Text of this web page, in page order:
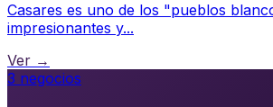
Casares es uno de los "pueblos
impresionantes y...
Ver →
3 negocios